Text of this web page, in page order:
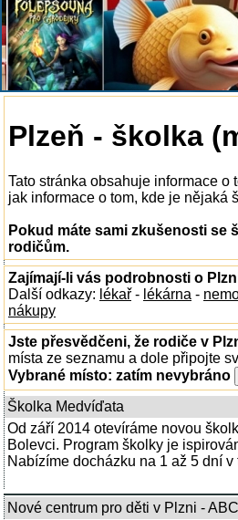
Plzeň - školka
Tato stránka obsahuje informace
jak informace o tom, kde je nějaká
Pokud máte sami zkušenosti se
rodičům.
Zajímají-li vás podrobnosti o
Další odkazy: lékař - lékárna -
nákupy
Jste přesvědčeni, že rodiče v
místa ze seznamu a dole připojte
Vybrané místo: zatím nevybráno
Školka Medvíďata
Od září 2014 otevíráme novou
Bolevci. Program školky je
Nabízíme docházku na 1 až 5 dní
Nové centrum pro děti v Plzni -